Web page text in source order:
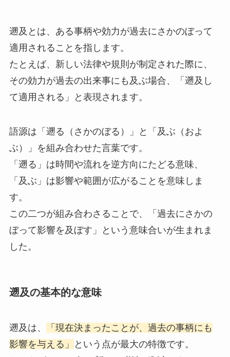
遡及とは、ある事柄や効力が過去にさかのぼって
適用されることを指します。
たとえば、新しい法律や規則が制定された際に、
その効力が過去の出来事にも及ぶ場合、「遡及し
て適用される」と表現されます。
語源は「遡る（さかのぼる）」と「及ぶ（およ
ぶ）」を組み合わせた言葉です。
「遡る」は時間や流れを逆方向にたどる意味、
「及ぶ」は影響や範囲が広がることを意味しま
す。
この二つが組み合わさることで、「過去にさかの
ぼって影響を及ぼす」という意味合いが生まれま
した。
遡及の基本的な意味
遡及は、
「現在決まったことが、過去の事柄にも
影響を与える」
という点が最大の特徴です。